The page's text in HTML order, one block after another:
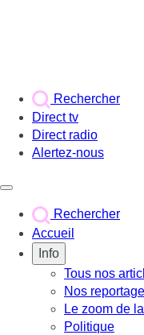
Rechercher
Direct tv
Direct radio
Alertez-nous
Rechercher
Accueil
Info
Tous nos
Nos
Le zoom de
Politique